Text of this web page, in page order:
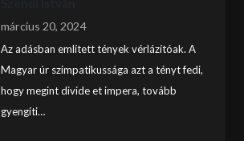
március 20, 2024
Az adásban említett tények vérlázítóak. A
Magyar úr szimpatikussága azt a tényt fedi,
hogy megint divide et impera, tovább
gyengíti…